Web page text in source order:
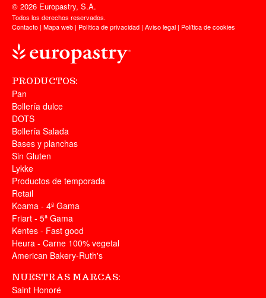
© 2026 Europastry, S.A.
Todos los derechos reservados.
Contacto | Mapa web | Política de privacidad | Aviso legal | Política de cookies
PRODUCTOS:
Pan
Bollería dulce
DOTS
Bollería Salada
Bases y planchas
Sin Gluten
Lykke
Productos de temporada
Retail
Koama - 4ª Gama
Friart - 5ª Gama
Kentes - Fast good
Heura - Carne 100% vegetal
American Bakery-Ruth's
NUESTRAS MARCAS:
Saint Honoré